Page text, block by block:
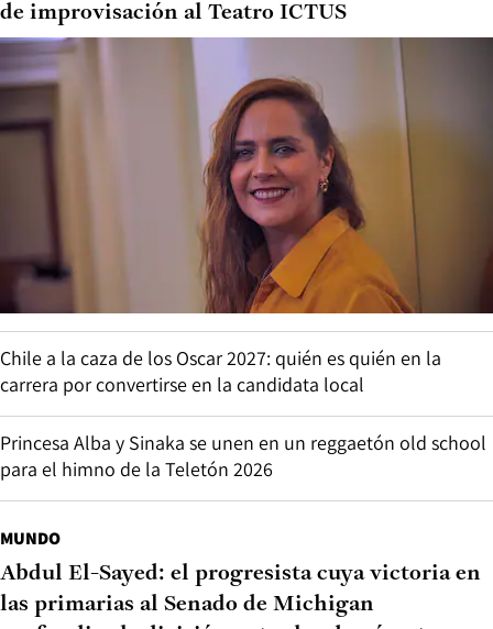
de improvisación al Teatro ICTUS
Chile a la caza de los Oscar 2027: quién es quién en la
carrera por convertirse en la candidata local
Princesa Alba y Sinaka se unen en un reggaetón old school
para el himno de la Teletón 2026
MUNDO
Abdul El-Sayed: el progresista cuya victoria en
las primarias al Senado de Michigan